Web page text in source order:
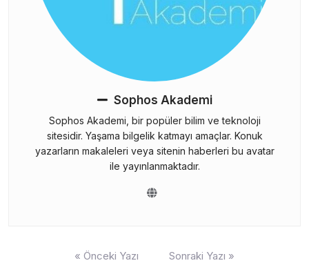
Sophos Akademi
Sophos Akademi, bir popüler bilim ve teknoloji
sitesidir. Yaşama bilgelik katmayı amaçlar. Konuk
yazarların makaleleri veya sitenin haberleri bu avatar
ile yayınlanmaktadır.
« Önceki Yazı Sonraki Yazı »